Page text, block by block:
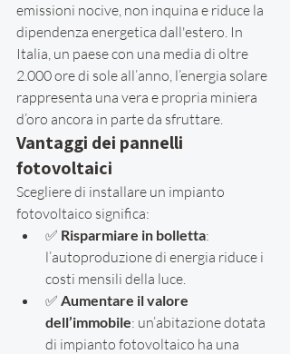
emissioni nocive, non inquina e riduce la
dipendenza energetica dall'estero. In
Italia, un paese con una media di oltre
2.000 ore di sole all’anno, l’energia solare
rappresenta una vera e propria miniera
d’oro ancora in parte da sfruttare.
Vantaggi dei pannelli
fotovoltaici
Scegliere di installare un impianto
fotovoltaico significa:
✅ Risparmiare in bolletta:
l’autoproduzione di energia riduce i
costi mensili della luce.
✅ Aumentare il valore
dell’immobile: un’abitazione dotata
di impianto fotovoltaico ha una